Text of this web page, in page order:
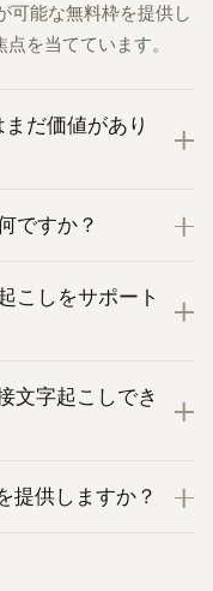
可能な無料枠を提供し
を当てています。
だ価値があり
ですか？
こしをサポート
文字起こしでき
提供しますか？